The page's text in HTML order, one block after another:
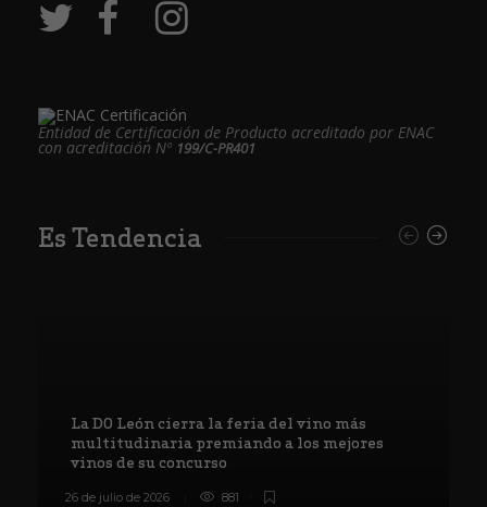
Entidad de Certificación de Producto acreditado por ENAC
con acreditación Nº 199/C-PR401
Es Tendencia
La DO León cierra la feria del vino más
multitudinaria premiando a los mejores
vinos de su concurso
26 de julio de 2026 881